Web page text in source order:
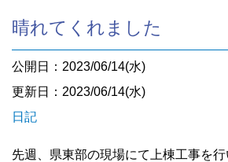
晴れてくれました
公開日：2023/06/14(水)
更新日：2023/06/14(水)
日記
先週、県東部の現場にて上棟工事を行